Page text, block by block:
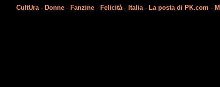
CultUra - Donne - Fanzine - Felicità- Italia - La posta di PK.com -